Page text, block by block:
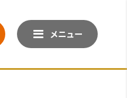
メニュー